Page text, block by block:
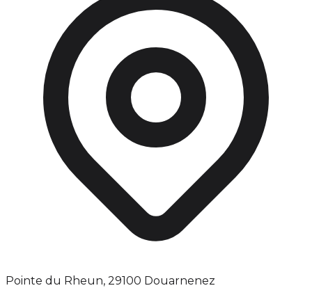
Pointe du Rheun, 29100 Douarnenez